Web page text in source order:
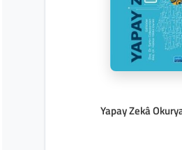
Yapay Zekâ